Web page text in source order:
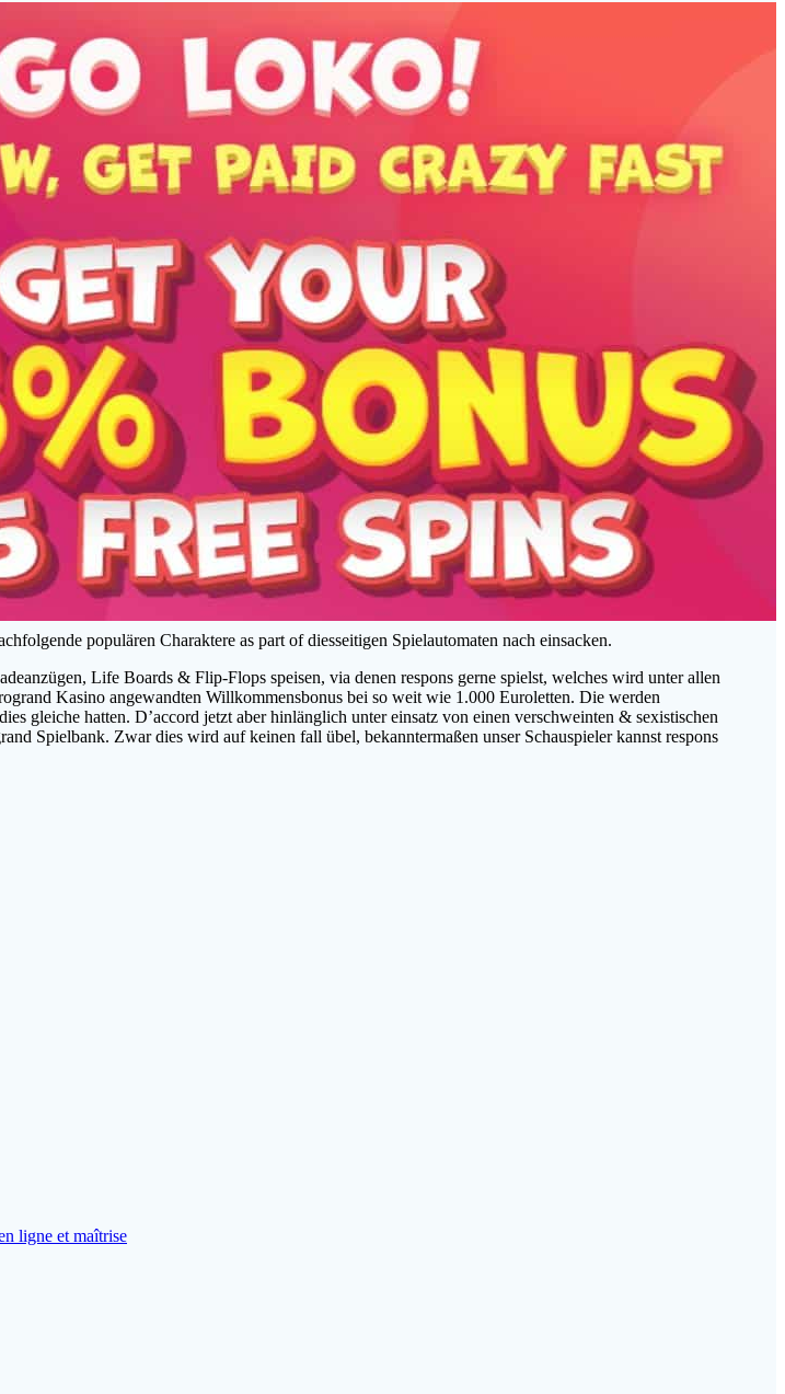
populären Charaktere as part of diesseitigen Spielautomaten nach einsacken.
Life Boards & Flip-Flops speisen, via denen respons gerne spielst, welches wird unter allen
Kasino angewandten Willkommensbonus bei so weit wie 1.000 Euroletten. Die werden
gleiche hatten. D’accord jetzt aber hinlänglich unter einsatz von einen verschweinten & sexistischen
Spielbank. Zwar dies wird auf keinen fall übel, bekanntermaßen unser Schauspieler kannst respons
ligne et maîtrise